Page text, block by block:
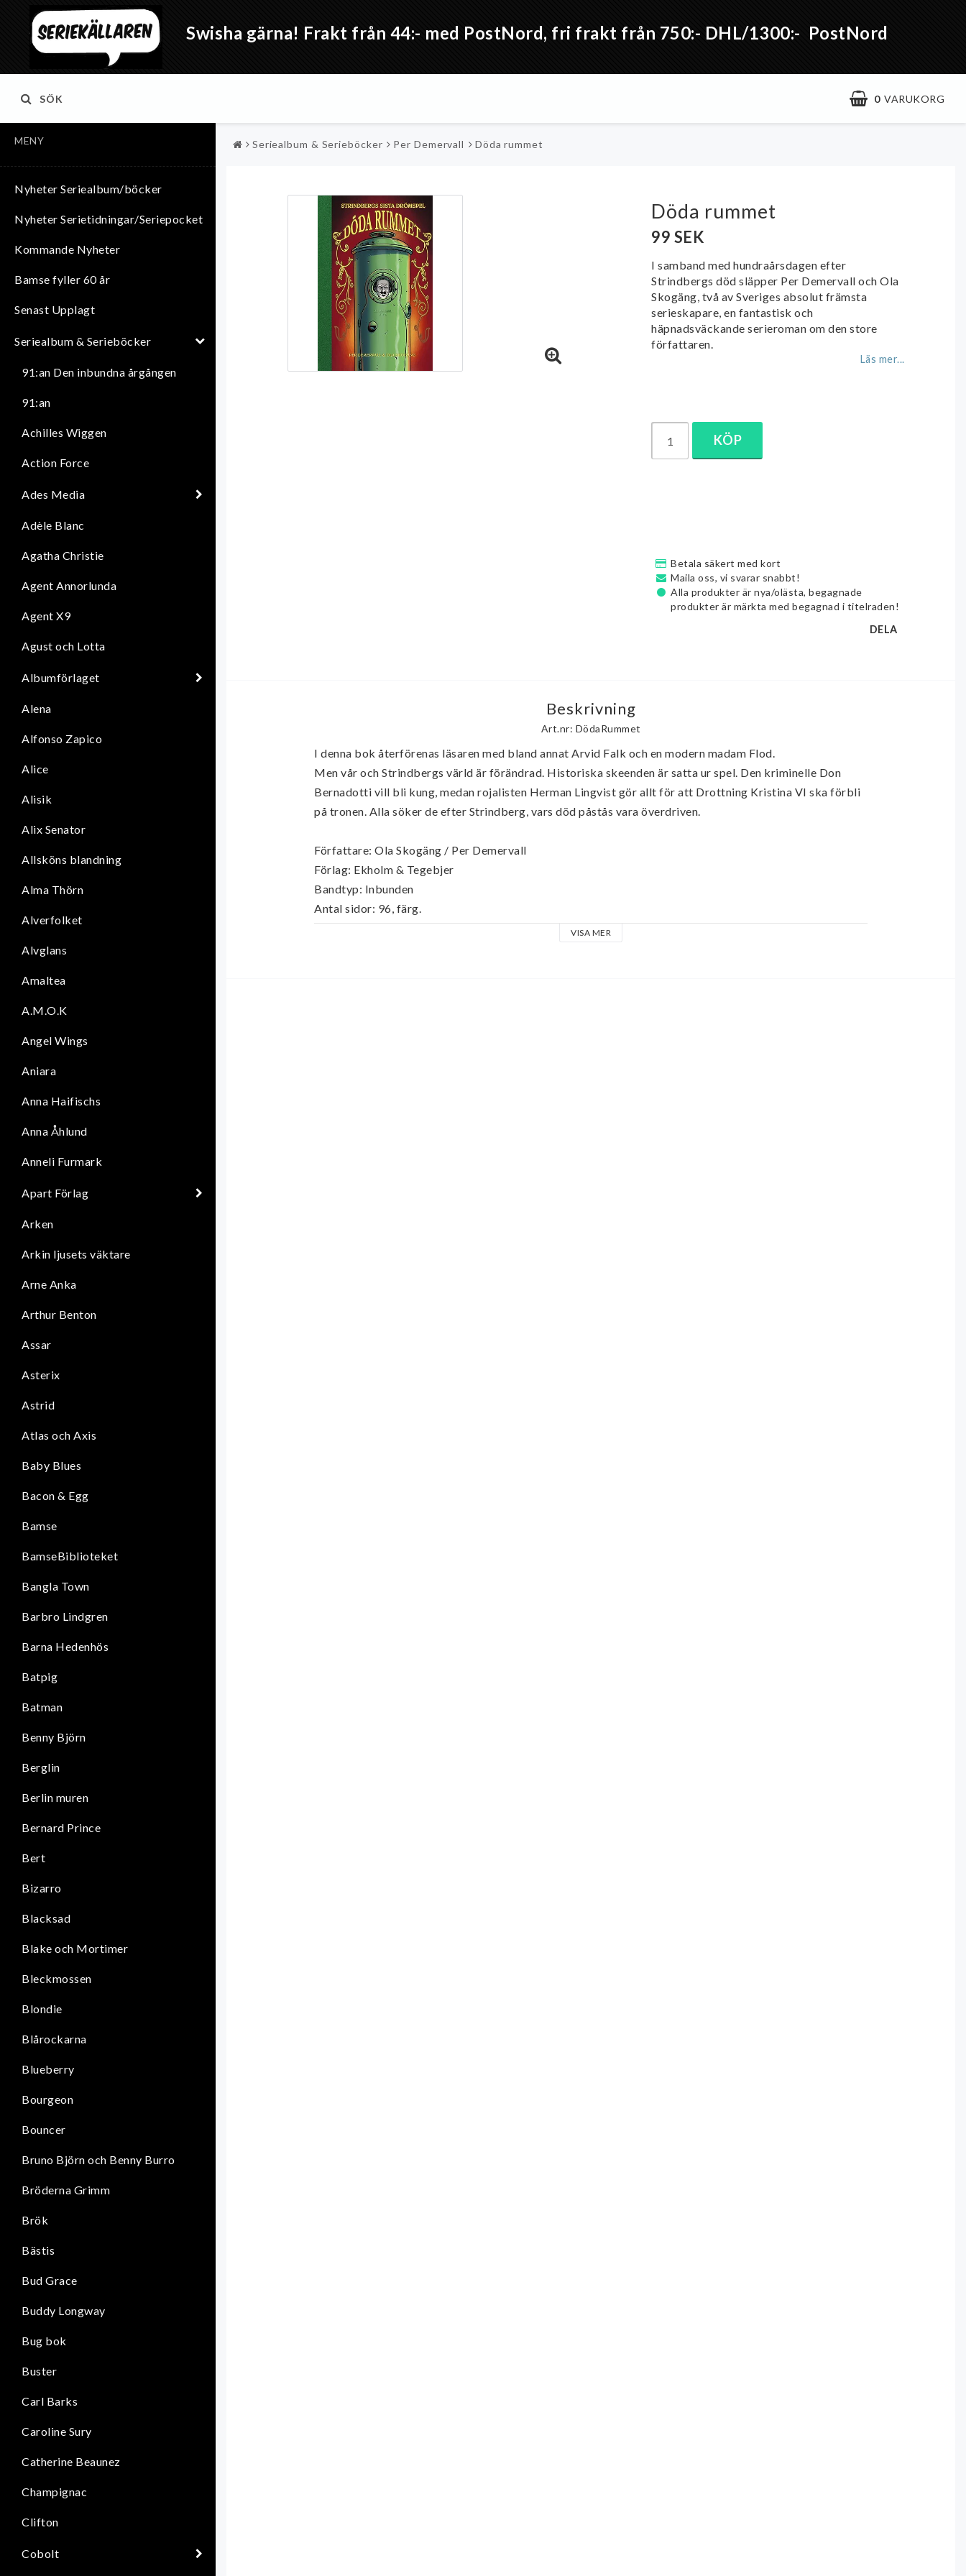
Swisha gärna! Frakt från 44:- med PostNord, fri frakt från 750:- DHL/1300:- PostNord
0 VARUKORG
SÖK
MENY
Nyheter Seriealbum/böcker
Nyheter Serietidningar/Seriepocket
Kommande Nyheter
Bamse fyller 60 år
Senast Upplagt
Seriealbum & Serieböcker
91:an Den inbundna årgången
91:an
Achilles Wiggen
Action Force
Ades Media
Adèle Blanc
Agatha Christie
Agent Annorlunda
Agent X9
Agust och Lotta
Albumförlaget
Alena
Alfonso Zapico
Alice
Alisik
Alix Senator
Allsköns blandning
Alma Thörn
Alverfolket
Alvglans
Amaltea
A.M.O.K
Angel Wings
Aniara
Anna Haifischs
Anna Åhlund
Anneli Furmark
Apart Förlag
Arken
Arkin ljusets väktare
Arne Anka
Arthur Benton
Assar
Asterix
Astrid
Atlas och Axis
Baby Blues
Bacon & Egg
Bamse
BamseBiblioteket
Bangla Town
Barbro Lindgren
Barna Hedenhös
Batpig
Batman
Benny Björn
Berglin
Berlin muren
Bernard Prince
Bert
Bizarro
Blacksad
Blake och Mortimer
Bleckmossen
Blondie
Blårockarna
Blueberry
Bourgeon
Bouncer
Bruno Björn och Benny Burro
Bröderna Grimm
Brök
Bästis
Bud Grace
Buddy Longway
Bug bok
Buster
Carl Barks
Caroline Sury
Catherine Beaunez
Champignac
Clifton
Cobolt
Seriealbum & Serieböcker Per Demervall Döda rummet
Döda rummet
99 SEK
I samband med hundraårsdagen efter
Strindbergs död släpper Per Demervall och Ola
Skogäng, två av Sveriges absolut främsta
serieskapare, en fantastisk och
häpnadsväckande serieroman om den store
författaren.
Läs mer...
KÖP
Betala säkert med kort
Maila oss, vi svarar snabbt!
Alla produkter är nya/olästa, begagnade
produkter är märkta med begagnad i titelraden!
DELA
Beskrivning
Art.nr: DödaRummet
I denna bok återförenas läsaren med bland annat Arvid Falk och en modern madam Flod.
Men vår och Strindbergs värld är förändrad. Historiska skeenden är satta ur spel. Den kriminelle Don
Bernadotti vill bli kung, medan rojalisten Herman Lingvist gör allt för att Drottning Kristina VI ska förbli
på tronen. Alla söker de efter Strindberg, vars död påstås vara överdriven.
Författare: Ola Skogäng / Per Demervall
Förlag: Ekholm & Tegebjer
Bandtyp: Inbunden
Antal sidor: 96, färg.
Utgivningsår: 2012
VISA MER